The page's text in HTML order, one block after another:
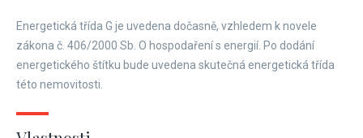
Energetická třída G je uvedena dočasně, vzhledem k novele
zákona č. 406/2000 Sb. O hospodaření s energií. Po dodání
energetického štítku bude uvedena skutečná energetická třída
této nemovitosti.